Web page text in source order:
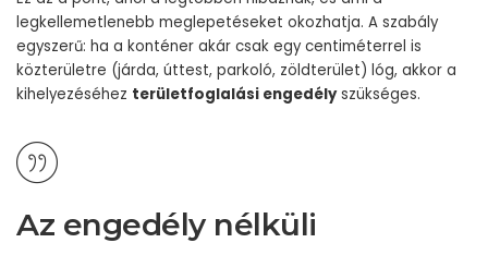
legkellemetlenebb meglepetéseket okozhatja. A szabály
egyszerű: ha a konténer akár csak egy centiméterrel is
közterületre (járda, úttest, parkoló, zöldterület) lóg, akkor a
kihelyezéséhez területfoglalási engedélyszükséges.
Az engedély nélküli